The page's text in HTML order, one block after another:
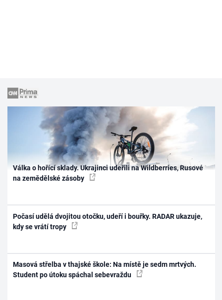
Válka o hořící sklady. Ukrajinci udeřili na Wildberries, Rusové
na zemědělské zásoby
Počasí udělá dvojitou otočku, udeří i bouřky. RADAR ukazuje,
kdy se vrátí tropy
Masová střelba v thajské škole: Na místě je sedm mrtvých.
Student po útoku spáchal sebevraždu